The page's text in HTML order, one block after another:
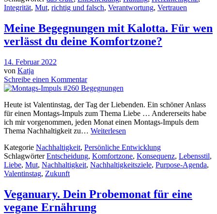
Integrität, Mut, richtig und falsch, Verantwortung, Vertrauen
Meine Begegnungen mit Kalotta. Für wen
verlässt du deine Komfortzone?
14. Februar 2022
von Katja
Schreibe einen Kommentar
Heute ist Valentinstag, der Tag der Liebenden. Ein schöner Anlass
für einen Montags-Impuls zum Thema Liebe … Andererseits habe
ich mir vorgenommen, jeden Monat einen Montags-Impuls dem
Thema Nachhaltigkeit zu… Weiterlesen
Kategorie Nachhaltigkeit, Persönliche Entwicklung
SchlagwörterEntscheidung, Komfortzone, Konsequenz, Lebensstil,
Liebe, Mut, Nachhaltigkeit, Nachhaltigkeitsziele, Purpose-Agenda,
Valentinstag, Zukunft
Veganuary. Dein Probemonat für eine
vegane Ernährung